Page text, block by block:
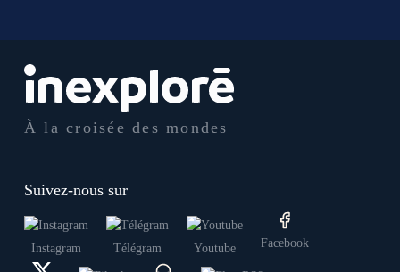
À la croisée des mondes
Suivez-nous sur
Instagram Télégram Youtube Facebook